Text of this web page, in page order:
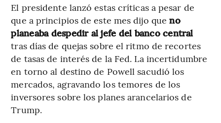
El presidente lanzó estas críticas a pesar de
que a principios de este mes dijo que no
planeaba despedir al jefe del banco central
tras días de quejas sobre el ritmo de recortes
de tasas de interés de la Fed. La incertidumbre
en torno al destino de Powell sacudió los
mercados, agravando los temores de los
inversores sobre los planes arancelarios de
Trump.